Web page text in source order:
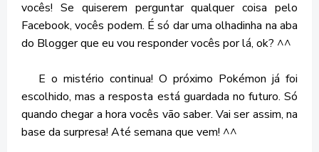
vocês! Se quiserem perguntar qualquer coisa pelo
Facebook, vocês podem. É só dar uma olhadinha na aba
do Blogger que eu vou responder vocês por lá, ok? ^^
E o mistério continua! O próximo Pokémon já foi
escolhido, mas a resposta está guardada no futuro. Só
quando chegar a hora vocês vão saber. Vai ser assim, na
base da surpresa! Até semana que vem! ^^